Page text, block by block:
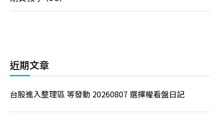
近期文章
台股進入整理區 等發動 20260807 選擇權看盤日記